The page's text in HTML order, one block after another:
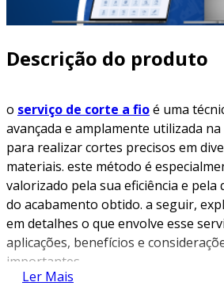
Descrição do produto
o serviço de corte a fioé uma
avançada e amplamente utilizada
para realizar cortes precisos em
materiais. este método é
valorizado pela sua eficiência e pela
do acabamento obtido. a seguir,
em detalhes o que envolve esse
aplicações, benefícios e
importantes.
Ler Mais